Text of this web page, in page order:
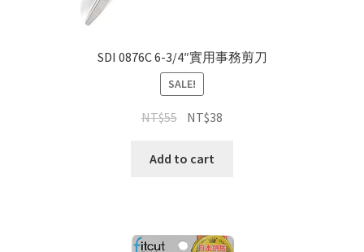
SDI 0876C 6-3/4″實用事務剪刀
SALE!
NT$55 NT$38
Add to cart